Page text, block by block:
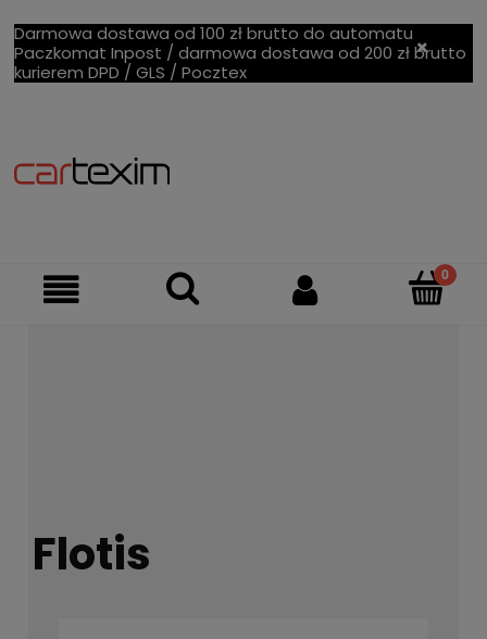
Darmowa dostawa od 100 zł brutto do automatu
Paczkomat Inpost / darmowa dostawa od 200 zł brutto
kurierem DPD / GLS / Pocztex
Flotis